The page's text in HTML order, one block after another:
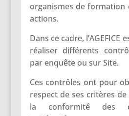
organismes de formation
actions.
Dans ce cadre, l’AGEFICE
réaliser différents
par enquête ou sur Site.
Ces contrôles ont pour
respect de ses critères
la conformité des